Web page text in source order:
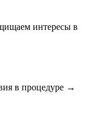
интересы в
в процедуре →